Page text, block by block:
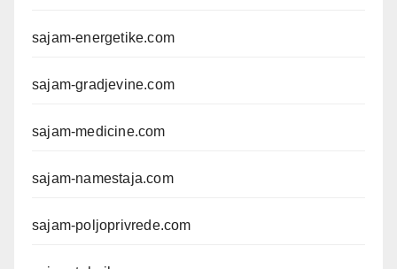
sajam-energetike.com
sajam-gradjevine.com
sajam-medicine.com
sajam-namestaja.com
sajam-poljoprivrede.com